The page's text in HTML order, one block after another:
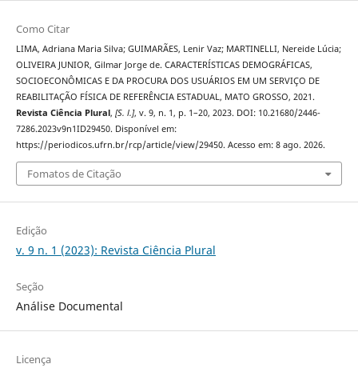
Como Citar
LIMA, Adriana Maria Silva; GUIMARÃES, Lenir Vaz; MARTINELLI, Nereide Lúcia;
OLIVEIRA JUNIOR, Gilmar Jorge de. CARACTERÍSTICAS DEMOGRÁFICAS,
SOCIOECONÔMICAS E DA PROCURA DOS USUÁRIOS EM UM SERVIÇO DE
REABILITAÇÃO FÍSICA DE REFERÊNCIA ESTADUAL, MATO GROSSO, 2021.
Revista Ciência Plural, [S. l.], v. 9, n. 1, p. 1–20, 2023. DOI: 10.21680/2446-
7286.2023v9n1ID29450. Disponível em:
https://periodicos.ufrn.br/rcp/article/view/29450. Acesso em: 8 ago. 2026.
Fomatos de Citação
Edição
v. 9 n. 1 (2023): Revista Ciência Plural
Seção
Análise Documental
Licença